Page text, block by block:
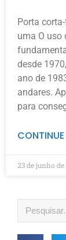
Porta
uma O uso
desde
ano de
andares.
para
23 de junho de